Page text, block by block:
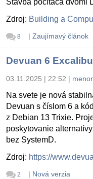
Zdroj: Building a
8 | Zaujímavý článok
Devuan 6
03.11.2025 | 22:52 |
Na svete je nová
Devuan s číslom 6 a
z Debian 13 Trixie.
poskytovanie
bez SystemD.
Zdroj: https://
2 | Nová verzia